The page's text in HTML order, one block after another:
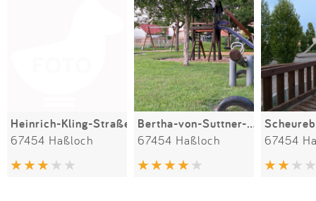
Heinrich-Kling-Straße
67454 Haßloch
Bertha-von-Suttner-Straße
67454 Haßloch 67454